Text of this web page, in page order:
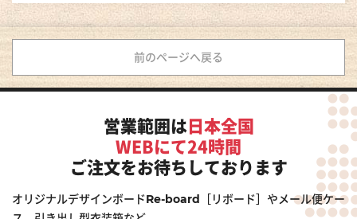
前のページへ戻る
営業範囲は日本全国
WEBにて24時間
ご注文をお待ちしております
オリジナルデザインボードRe-board［リボード］やメール便ケー